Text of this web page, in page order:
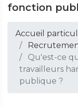
fonction
Accueil
Qu'est-ce
travailleurs
publique ?